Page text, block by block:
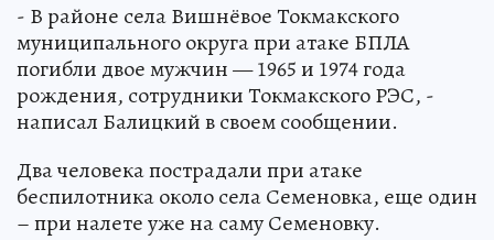
- В районе села Вишнёвое Токмакского
муниципального округа при атаке БПЛА
погибли двое мужчин — 1965 и 1974 года
рождения, сотрудники Токмакского РЭС, -
написал Балицкий в своем сообщении.
Два человека пострадали при атаке
беспилотника около села Семеновка, еще один
– при налете уже на саму Семеновку.